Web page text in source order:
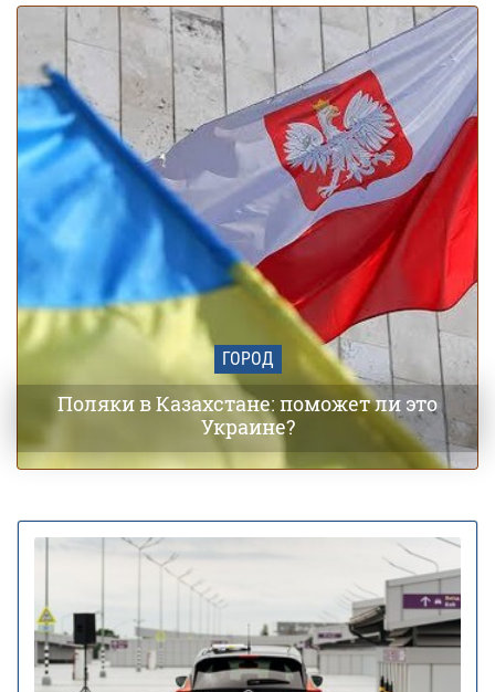
области и даты похолодания
ГОРОД
Поляки в Казахстане: поможет ли это
Украине?